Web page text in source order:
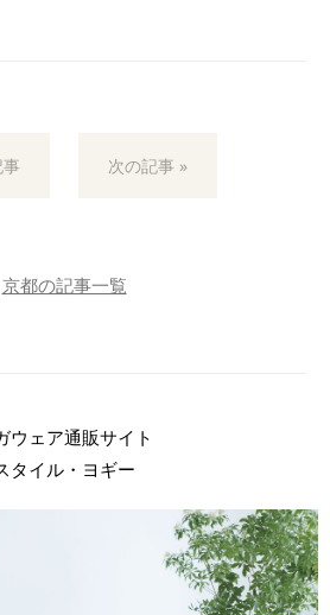
次の記事 »
京都の記事一覧
ウェア通販サイト
タイル・ヨギー